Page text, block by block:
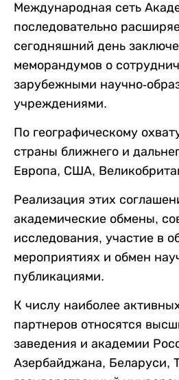
Международная сеть
последовательно
сегодняшний день
меморандумов о
зарубежными научно-
учреждениями.
По географическому
страны ближнего и
Европа, США,
Реализация этих
академические обмены,
исследования, участие в
мероприятиях и обмен
публикациями.
К числу наиболее
партнеров относятся
заведения и академии
Азербайджана, Беларуси,